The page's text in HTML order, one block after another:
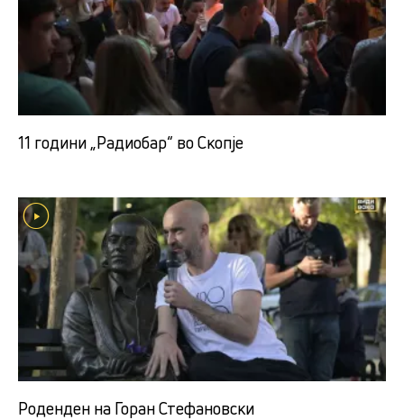
11 години „Радиобар“ во Скопје
Роденден на Горан Стефановски